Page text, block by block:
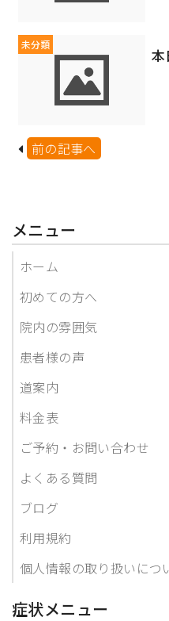
未分類
前の記事へ
メニュー
ホーム
初めての方へ
院内の雰囲気
患者様の声
道案内
料金表
ご予約・お問い合わせ
よくある質問
ブログ
利用規約
個人情報の取り扱いにつ
症状メニュー